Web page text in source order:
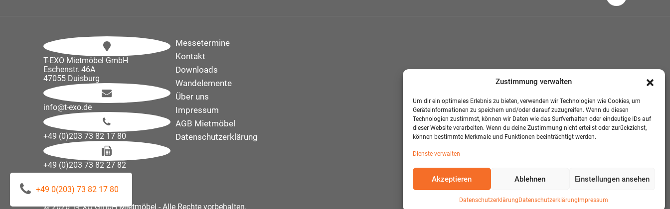
Zustimmung verwalten
Um dir ein optimales Erlebnis zu bieten, verwenden wir Technologien wie Cookies, um
Geräteinformationen zu speichern und/oder darauf zuzugreifen. Wenn du diesen
Technologien zustimmst, können wir Daten wie das Surfverhalten oder eindeutige IDs auf
dieser Website verarbeiten. Wenn du deine Zustimmung nicht erteilst oder zurückziehst,
können bestimmte Merkmale und Funktionen beeinträchtigt werden.
Dienste verwalten
Akzeptieren Ablehnen Einstellungen ansehen
Datenschutzerklärung Datenschutzerklärung Impressum
T-EXO Mietmöbel GmbH
Eschenstr. 46A
47055 Duisburg
info@t-exo.de
+49 (0)203 73 82 17 80
+49 (0)203 73 82 27 82
Messetermine
Kontakt
Downloads
Wandelemente
Über uns
Impressum
AGB Mietmöbel
Datenschutzerklärung
© 2026 T-EXO GmbH Mietmöbel - Alle Rechte vorbehalten.
+49 0(203) 73 82 17 80